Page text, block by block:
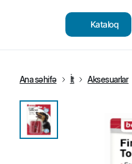
Kataloq
Ana səhifə İt Aksesuarlar